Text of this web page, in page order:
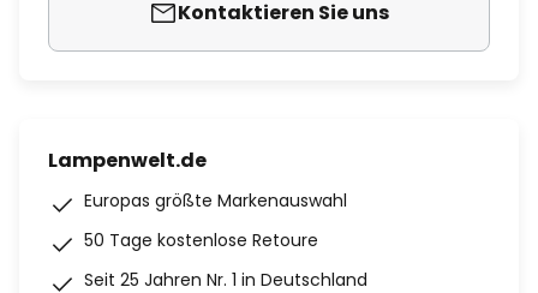
Kontaktieren Sie uns
Lampenwelt.de
Europas größte Markenauswahl
50 Tage kostenlose Retoure
Seit 25 Jahren Nr. 1 in Deutschland